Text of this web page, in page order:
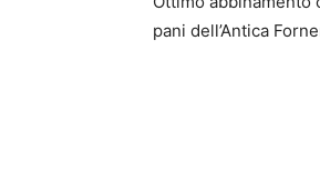
pani dell’Antica